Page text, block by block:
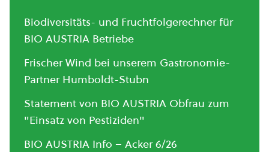
Biodiversitäts- und Fruchtfolgerechner für
BIO AUSTRIA Betriebe
Frischer Wind bei unserem Gastronomie-
Partner Humboldt-Stubn
Statement von BIO AUSTRIA Obfrau zum
"Einsatz von Pestiziden"
BIO AUSTRIA Info – Acker 6/26